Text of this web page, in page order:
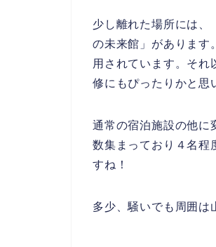
少し離れた場所には、
の未来館」があります
用されています。それ
修にもぴったりかと思
通常の宿泊施設の他に
数集まっており４名程
すね！
多少、騒いでも周囲は